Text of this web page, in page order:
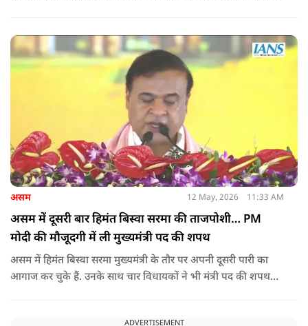
असम 12 May, 2026 11:33 AM
असम में दूसरी बार हिमंत बिस्वा सरमा की ताजपोशी… PM
मोदी की मौजूदगी में ली मुख्यमंत्री पद की शपथ
असम में हिमंत बिस्वा सरमा मुख्यमंत्री के तौर पर अपनी दूसरी पारी का
आगाज कर चुके हैं. उनके साथ चार विधायकों ने भी मंत्री पद की शपथ
ADVERTISEMENT